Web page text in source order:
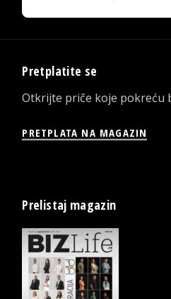
Pretplatite se
Otkrijte priče koje pokreću
PRETPLATA NA MAGAZIN
Prelistaj magazin